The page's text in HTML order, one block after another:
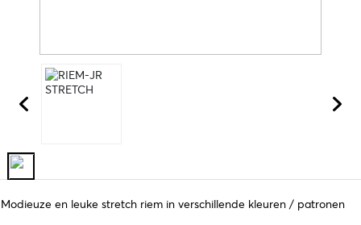
Modieuze en leuke stretch riem in verschillende kleuren / patronen